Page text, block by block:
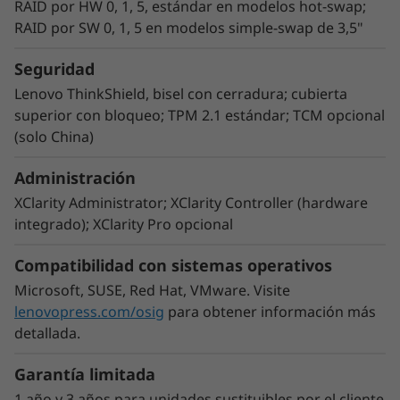
administración integrado en todos los
servidores ThinkSystem y ha sido diseñado
para estandarizar, simplificar y automatizar las
principales tareas de administración de
servidores. Lenovo XClarity Administrator es
una aplicación virtualizada que gestiona de
forma centralizada servidores ThinkSystem,
de aprovisionamiento hasta en un 95 % con
RAID por HW 0, 1, 5, estándar en modelos hot-swap;
RAID por SW 0, 1, 5 en modelos simple-swap de 3,5"
Seguridad
Lenovo ThinkShield, bisel con cerradura; cubierta
superior con bloqueo; TPM 2.1 estándar; TCM opcional
(solo China)
Administración
XClarity Administrator; XClarity Controller (hardware
integrado); XClarity Pro opcional
Compatibilidad con sistemas operativos
Microsoft, SUSE, Red Hat, VMware. Visite
lenovopress.com/osig para obtener información más
detallada.
Garantía limitada